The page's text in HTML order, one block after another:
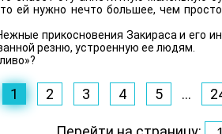
ей нужно нечто большее, чем
прикосновения Закираса и его
резню, устроенную ее людям.
1 2 3 4 5 ...